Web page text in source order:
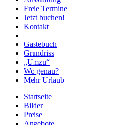
Freie Termine
Jetzt buchen!
Kontakt
Gästebuch
Grundriss
„Umzu“
Wo genau?
Mehr Urlaub
Startseite
Bilder
Preise
Angebote